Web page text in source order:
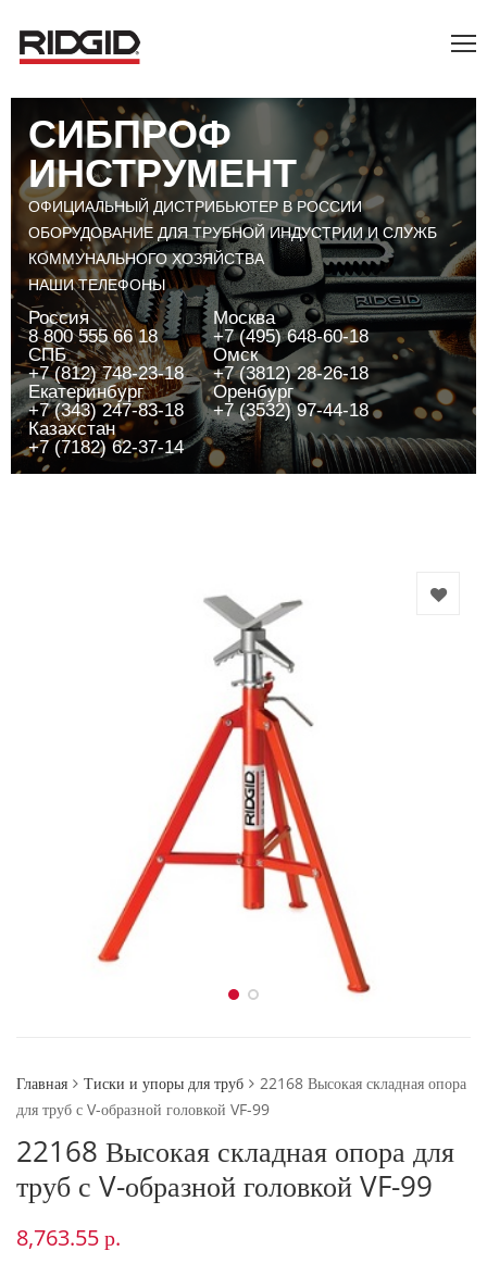
СИБПРОФ
ИНСТРУМЕНТ
ОФИЦИАЛЬНЫЙ ДИСТРИБЬЮТЕР В РОССИИ
ОБОРУДОВАНИЕ ДЛЯ ТРУБНОЙ ИНДУСТРИИ И СЛУЖБ
КОММУНАЛЬНОГО ХОЗЯЙСТВА
НАШИ ТЕЛЕФОНЫ
Россия
8 800 555 66 18
Москва
+7 (495) 648-60-18
СПБ
+7 (812) 748-23-18
Омск
+7 (3812) 28-26-18
Екатеринбург
+7 (343) 247-83-18
Оренбург
+7 (3532) 97-44-18
Казахстан
+7 (7182) 62-37-14
Главная Тиски и упоры для труб
22168 Высокая складная опора
для труб с V-образной головкой VF-99
22168 Высокая складная опора для
труб с V-образной головкой VF-99
8,763.55р.